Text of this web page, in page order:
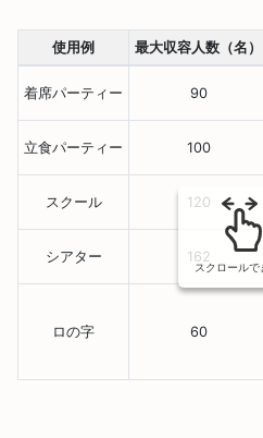
使用例 最大収容人数（名）
着席パーティー 90
立食パーティー 100
スクール 120
シアター 162
ロの字 60
スクロールで